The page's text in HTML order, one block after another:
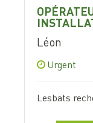
Léon
Urgent
Lesbats